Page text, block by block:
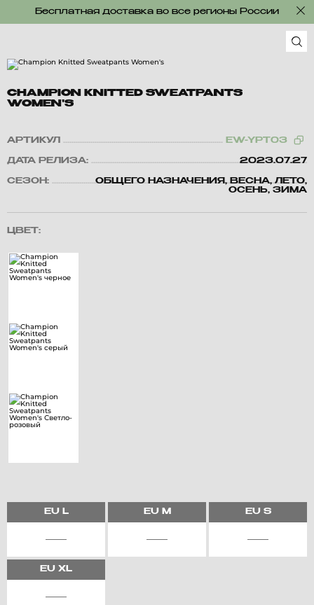
Бесплатная доставка во все регионы России
CHAMPION KNITTED SWEATPANTS
WOMEN'S
АРТИКУЛ EW-YPT03
ДАТА РЕЛИЗА: 2023.07.27
СЕЗОН:
ОБЩЕГО НАЗНАЧЕНИЯ, ВЕСНА, ЛЕТО,
ОСЕНЬ, ЗИМА
ЦВЕТ:
EUL EUM EUS
EU XL